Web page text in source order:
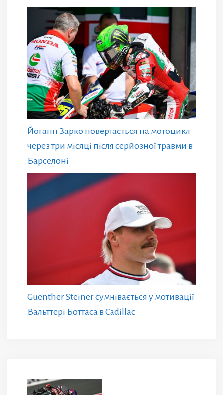
Йоганн Зарко повертається на мотоцикл
через три місяці після серйозної травми в
Барселоні
Guenther Steiner сумнівається у мотивації
Вальттері Боттаса в Cadillac